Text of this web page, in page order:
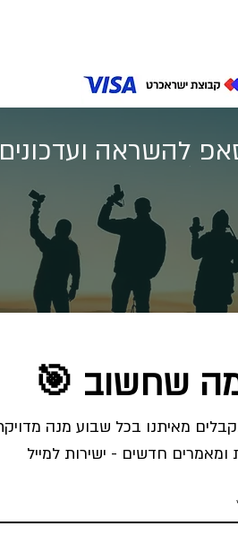
להשראה ועדכונים
שחשוב 🎯
ומאמרים חדשים - ישירות למייל